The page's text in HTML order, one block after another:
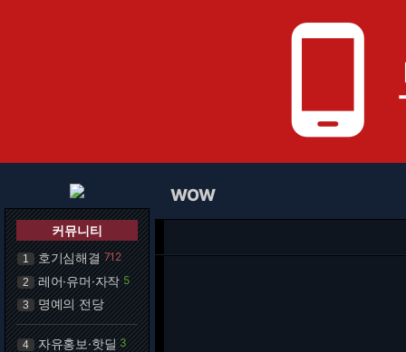
phone_android
커뮤니티
1 호기심해결 712
2 레어·유머·자작 5
3 명예의 전당
4 자유홍보·핫딜 3
WOW